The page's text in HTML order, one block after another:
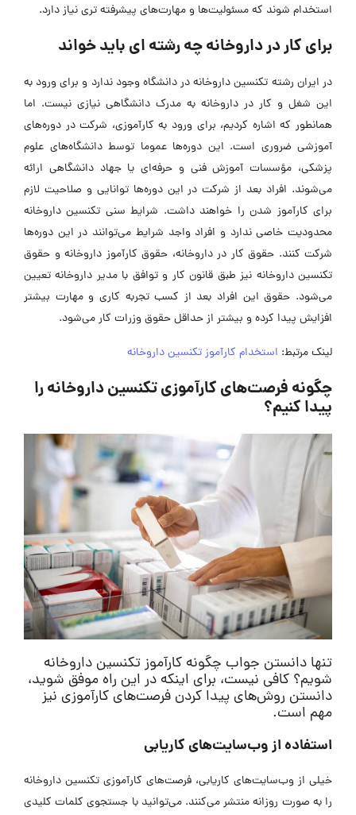
استخدام شوند که مسئولیت‌ها و مهارت‌های پیشرفته‌ تری نیاز دارد.
برای کار در داروخانه چه رشته ای باید خواند
در ایران رشته تکنسین داروخانه در دانشگاه وجود ندارد و برای ورود به
این شغل و کار در داروخانه به مدرک دانشگاهی نیازی نیست. اما
همانطور که اشاره کردیم، برای ورود به کارآموزی، شرکت در دوره‌های
آموزشی ضروری است. این دوره‌ها عموما توسط دانشگاه‌های علوم
پزشکی، مؤسسات آموزش فنی و حرفه‌ای یاجهاد دانشگاهی ارائه
می‌شوند. افراد بعد از شرکت در این دوره‌ها توانایی و صلاحیت لازم
برای کارآموز شدن را خواهند داشت. شرایط سنی تکنسین داروخانه
محدودیت خاصی ندارد و افراد واجد شرایط می‌توانند در این دوره‌ها
شرکت کنند. حقوق کار در داروخانه، حقوق کارآموز داروخانه و حقوق
تکنسین داروخانه نیز طبق قانون کار و توافق با مدیر داروخانه تعیین
می‌شود. حقوق این افراد بعد از کسب تجربه کاری و مهارت بیشتر
افزایش پیدا کرده و بیشتر از حداقل حقوق وزرات کار می‌شود.
لینک مرتبط: استخدام کارآموز تکنسین داروخانه
چگونه فرصت‌های کارآموزی تکنسین داروخانه را
پیدا کنیم؟
تنها دانستن جواب چگونه کارآموز تکنسین داروخانه
شویم؟ کافی نیست، برای اینکه در این راه موفق شوید،
دانستن روش‌های پیدا کردن فرصت‌های کارآموزی نیز
مهم است.
استفاده از وب‌سایت‌های کاریابی
خیلی از وب‌سایت‌های کاریابی، فرصت‌های کارآموزی تکنسین داروخانه
را به صورت روزانه منتشر می‌کنند. می‌توانید با جستجوی کلمات کلیدی